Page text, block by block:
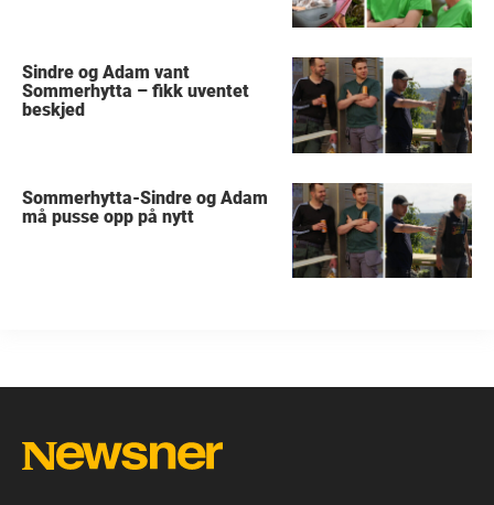
Sindre og Adam vant
Sommerhytta – fikk uventet
beskjed
Sommerhytta-Sindre og Adam
må pusse opp på nytt